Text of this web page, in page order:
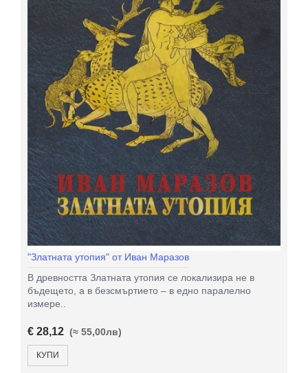
"Златната утопия" от Иван Маразов
В древността Златната утопия се локализира не в
бъдещето, а в безсмъртието – в едно паралелно
измере..
€ 28,12 (≈ 55,00лв)
КУПИ